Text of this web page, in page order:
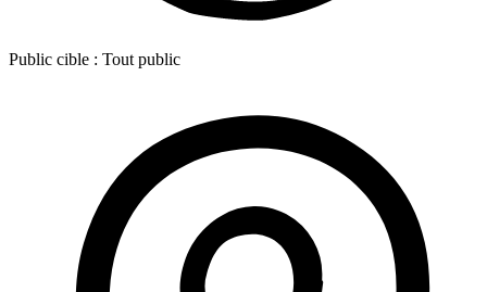
Public cible : Tout public